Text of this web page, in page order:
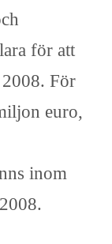
för att
För
euro,
inom